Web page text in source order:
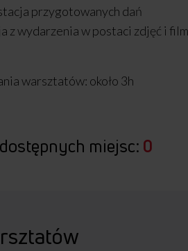
przygotowanych dań
z wydarzenia w postaci zdjęć i
warsztatów: około 3h
miejsc: 0